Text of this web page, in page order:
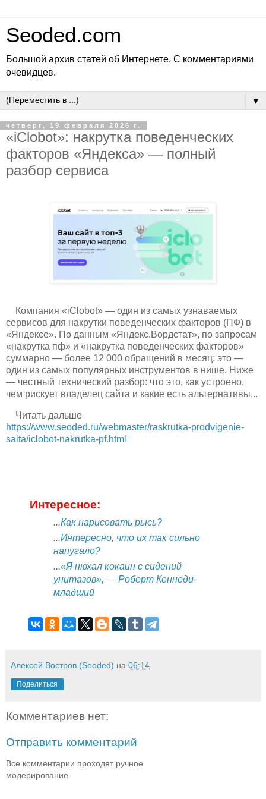
Seoded.com
Большой архив статей об Интернете. С комментариями
очевидцев.
▼
четверг, 19 февраля 2026 г.
«iClobot»: накрутка поведенческих
факторов «Яндекса» — полный
разбор сервиса
Компания «iClobot» — один из самых узнаваемых
сервисов для накрутки поведенческих факторов (ПФ) в
«Яндексе». По данным «Яндекс.Вордстат», по запросам
«накрутка пф» и «накрутка поведенческих факторов»
суммарно — более 12 000 обращений в месяц: это —
один из самых популярных инструментов в нише. Ниже
— честный технический разбор: что это, как устроено,
чем рискует владелец сайта и какие есть альтернативы...
Читать дальше
https://www.seoded.ru/webmaster/raskrutka-prodvigenie-
saita/iclobot-nakrutka-pf.html
Интересное:
...Как нарисовать рысь?
...Интересно, что их так сильно
напугало?
...«Я нюхал кокаин с сидений
унитазов», — Роберт Кеннеди-
младший
Алексей Востров (Seoded) на 06:14
Поделиться
Комментариев нет:
Отправить комментарий
Все комментарии проходят ручное
модерирование